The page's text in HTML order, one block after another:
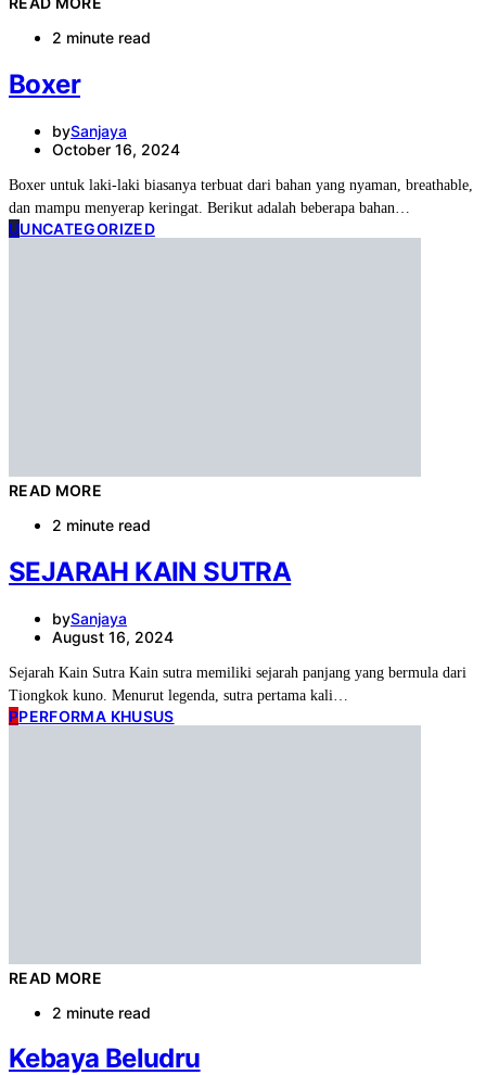
2 minute read
Boxer
bySanjaya
October 16, 2024
Boxer untuk laki-laki biasanya terbuat dari bahan yang nyaman, breathable,
dan mampu menyerap keringat. Berikut adalah beberapa bahan…
UUNCATEGORIZED
READ MORE
2 minute read
SEJARAH KAIN SUTRA
bySanjaya
August 16, 2024
Sejarah Kain Sutra Kain sutra memiliki sejarah panjang yang bermula dari
Tiongkok kuno. Menurut legenda, sutra pertama kali…
PPERFORMA KHUSUS
READ MORE
2 minute read
Kebaya Beludru